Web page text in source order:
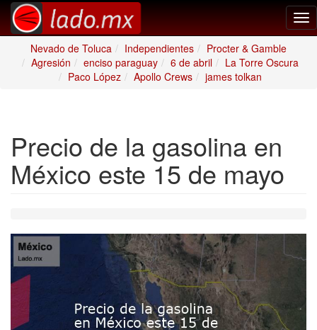
Nevado de Toluca
Independientes
Procter & Gamble
Agresión
enciso paraguay 6 de abril
La Torre Oscura
Paco López
Apollo Crews james tolkan
Precio de la gasolina en
México este 15 de mayo